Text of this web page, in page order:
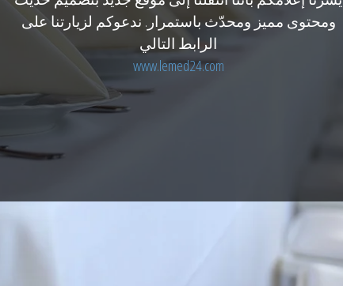
ومحتوى مميز ومحدّث باستمرار. ندعوكم لزيارتنا على
الرابط التالي
www.lemed24.com